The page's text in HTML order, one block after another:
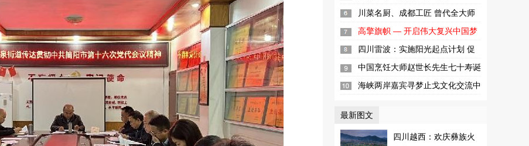
川菜名厨、成都工匠 曾代全大师
高擎旗帜 — 开启伟大复兴中国梦
新征程四川雷波：实施阳光起点计划 促
进儿童健康成长
中国烹饪大师赵世长先生七十寿诞
暨收徒仪式
海峡两岸嘉宾寻梦止戈文化交流中
最新图文
四川越西：欢庆彝族火